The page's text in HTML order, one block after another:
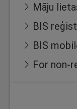
Māju
BIS
BIS
For non-